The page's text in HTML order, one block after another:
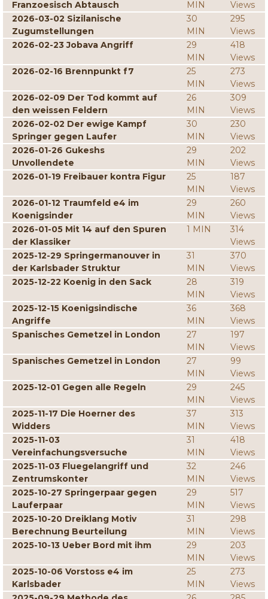
Franzoesisch Abtausch
MIN
Views
2026-03-02 Sizilanische
Zugumstellungen
30
MIN
295
Views
2026-02-23 Jobava Angriff
29
MIN
418
Views
2026-02-16 Brennpunkt f7
25
MIN
273
Views
2026-02-09 Der Tod kommt auf
den weissen Feldern
26
MIN
309
Views
2026-02-02 Der ewige Kampf
Springer gegen Laufer
30
MIN
230
Views
2026-01-26 Gukeshs
Unvollendete
29
MIN
202
Views
2026-01-19 Freibauer kontra Figur
25
MIN
187
Views
2026-01-12 Traumfeld e4 im
Koenigsinder
29
MIN
260
Views
2026-01-05 Mit 14 auf den Spuren
der Klassiker
1 MIN
314
Views
2025-12-29 Springermanouver in
der Karlsbader Struktur
31
MIN
370
Views
2025-12-22 Koenig in den Sack
28
MIN
319
Views
2025-12-15 Koenigsindische
Angriffe
36
MIN
368
Views
Spanisches Gemetzel in London
27
MIN
197
Views
Spanisches Gemetzel in London
27
MIN
99
Views
2025-12-01 Gegen alle Regeln
29
MIN
245
Views
2025-11-17 Die Hoerner des
Widders
37
MIN
313
Views
2025-11-03
Vereinfachungsversuche
31
MIN
418
Views
2025-11-03 Fluegelangriff und
Zentrumskonter
32
MIN
246
Views
2025-10-27 Springerpaar gegen
Lauferpaar
29
MIN
517
Views
2025-10-20 Dreiklang Motiv
Berechnung Beurteilung
31
MIN
298
Views
2025-10-13 Ueber Bord mit ihm
29
MIN
203
Views
2025-10-06 Vorstoss e4 im
Karlsbader
25
MIN
273
Views